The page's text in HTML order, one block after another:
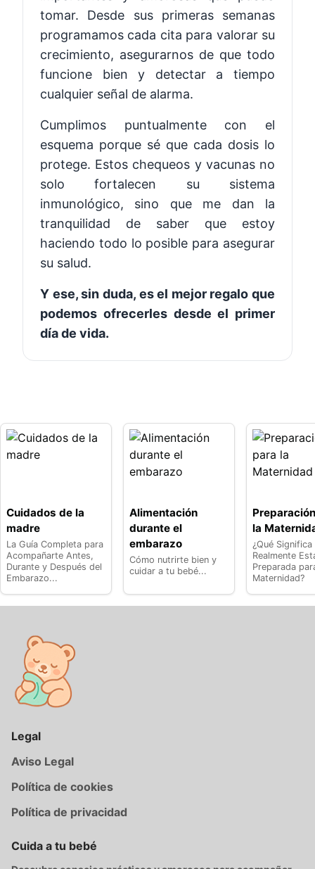
tomar. Desde sus primeras semanas
programamos cada cita para valorar su
crecimiento, asegurarnos de que todo
funcione bien y detectar a tiempo
cualquier señal de alarma.
Cumplimos puntualmente con el
esquema porque sé que cada dosis lo
protege. Estos chequeos y vacunas no
solo fortalecen su sistema
inmunológico, sino que me dan la
tranquilidad de saber que estoy
haciendo todo lo posible para asegurar
su salud.
Y ese, sin duda, es el mejor regalo que
podemos ofrecerles desde el primer
día de vida.
Cuidados de la
madre
La Guía Completa para
Acompañarte Antes,
Durante y Después del
Embarazo...
Alimentación
durante el
embarazo
Cómo nutrirte bien y
cuidar a tu bebé...
la
¿Qué Significa
Realmente
Preparada
Maternidad?
Legal
Aviso Legal
Política de cookies
Política de privacidad
Cuida a tu bebé